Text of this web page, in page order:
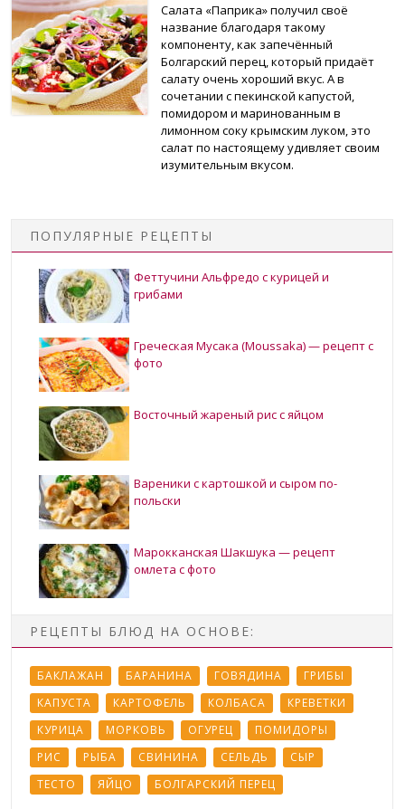
Салата «Паприка» получил своё
название благодаря такому
компоненту, как запечённый
Болгарский перец, который придаёт
салату очень хороший вкус. А в
сочетании с пекинской капустой,
помидором и маринованным в
лимонном соку крымским луком, это
салат по настоящему удивляет своим
изумительным вкусом.
ПОПУЛЯРНЫЕ РЕЦЕПТЫ
Феттучини Альфредо с курицей и
грибами
Греческая Мусака (Moussaka) — рецепт с
фото
Восточный жареный рис с яйцом
Вареники с картошкой и сыром по-
польски
Марокканская Шакшука — рецепт
омлета с фото
РЕЦЕПТЫ БЛЮД НА ОСНОВЕ:
БАКЛАЖАН БАРАНИНА ГОВЯДИНА
ГРИБЫ
КАПУСТА
КАРТОФЕЛЬ КОЛБАСА
КРЕВЕТКИ
КУРИЦА
МОРКОВЬ ОГУРЕЦ
ПОМИДОРЫ
РИС
РЫБА СВИНИНА СЕЛЬДЬ
СЫР
ТЕСТО
ЯЙЦО БОЛГАРСКИЙ ПЕРЕЦ